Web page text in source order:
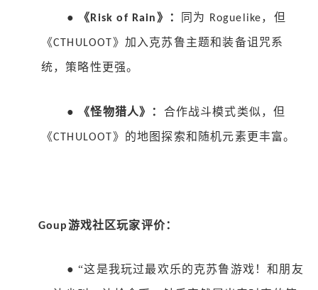
● 《 Risk of Rain 》： 同为 Roguelike，但
《CTHULOOT 》加入克苏鲁主题和装备诅咒系
统，策略性更强。
● 《怪物猎人》： 合作战斗模式类似，但
《CTHULOOT 》的地图探索和随机元素更丰富。
Goup游戏社区玩家评价：
● “这是我玩过最欢乐的克苏鲁游戏！和朋友